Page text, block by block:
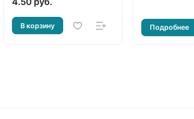
В корзину Подробнее